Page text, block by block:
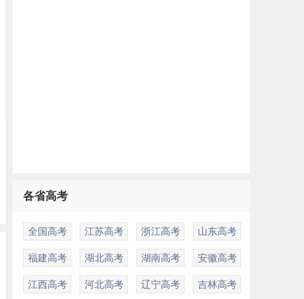
各省高考
全国高考 江苏高考 浙江高考 山东高考
福建高考 湖北高考 湖南高考 安徽高考
江西高考 河北高考 辽宁高考 吉林高考